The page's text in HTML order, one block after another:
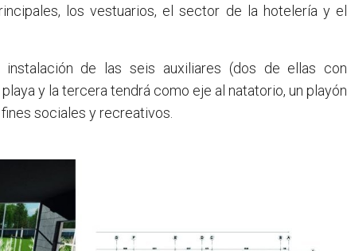
los vestuarios, el sector de la hotelería y el
de las seis auxiliares (dos de ellas con
y la tercera tendrá como eje al natatorio, un playón
sociales y recreativos.